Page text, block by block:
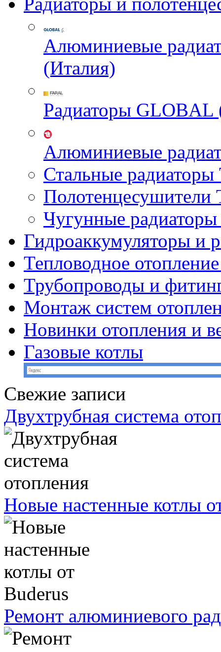
Алюминиевые
(Италия)
Радиаторы GLOBAL
Алюминиевые
Стальные
Чугунные
Гидроаккумуляторы и
Тепловодное
Трубопроводы и
Монтаж систем
Новинки отопления и
Газовые котлы
Свежие записи
Двухтрубная система
Новые настенные котлы
Ремонт алюминиевого